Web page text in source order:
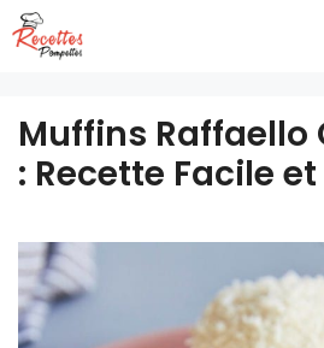
Aller
au
Muffins Raffaello
: Recette Facile